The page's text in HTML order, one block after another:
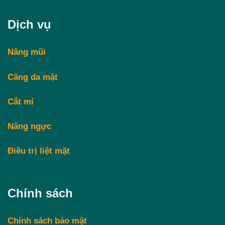
Dịch vụ
Nâng mũi
Căng da mặt
Cắt mí
Nâng ngực
Điều trị liệt mặt
Chính sách
Chính sách bảo mật